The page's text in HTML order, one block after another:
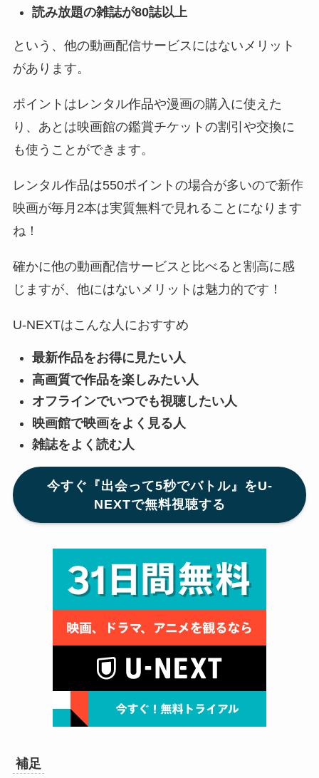
読み放題の雑誌が80誌以上
という、他の動画配信サービスにはないメリット
があります。
ポイントはレンタル作品や漫画の購入に使えた
り、あとは映画館の鑑賞チケットの割引や交換に
も使うことができます。
レンタル作品は550ポイントの場合が多いので新作
映画が毎月2本は実質無料で見れることになります
ね！
確かに他の動画配信サービスと比べると割高に感
じますが、他にはないメリットは魅力的です！
U-NEXTはこんな人におすすめ
最新作品をお得に見たい人
高画質で作品を楽しみたい人
オフラインでいつでも視聴したい人
映画館で映画をよく見る人
雑誌をよく読む人
今すぐ『出会って5秒でバトル』をU-
NEXTで無料視聴する
補足